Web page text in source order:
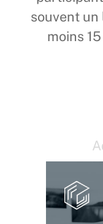
souvent un
moins